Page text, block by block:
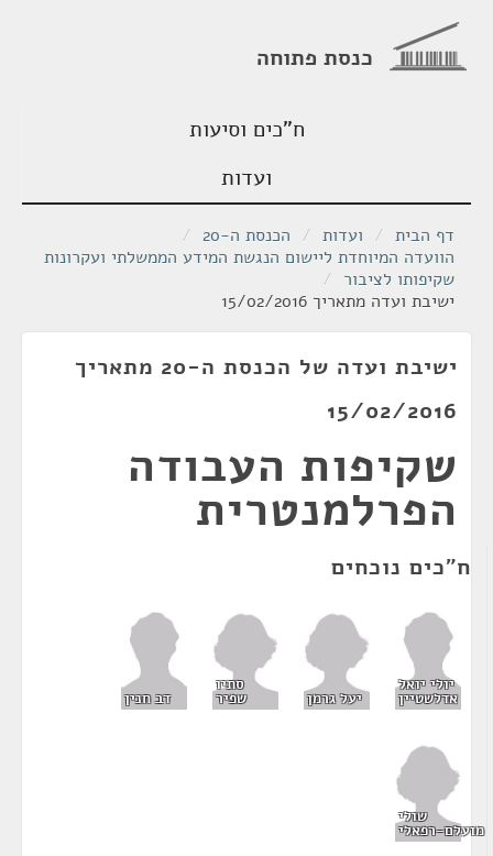
כנסת פתוחה
ח"כים וסיעות
ועדות
דף הבית / ועדות / הכנסת ה-20
/
הוועדה המיוחדת ליישום הנגשת המידע הממשלתי ועקרונות
שקיפותו לציבור /
ישיבת ועדה מתאריך 15/02/2016
ישיבת ועדה של הכנסת ה-20 מתאריך
15/02/2016
שקיפות העבודה
הפרלמנטרית
ח"כים נוכחים
יולי יואל
אדלשטיין יעל גרמן
סתיו
שפיר דב חנין
שולי
מועלם-רפאלי